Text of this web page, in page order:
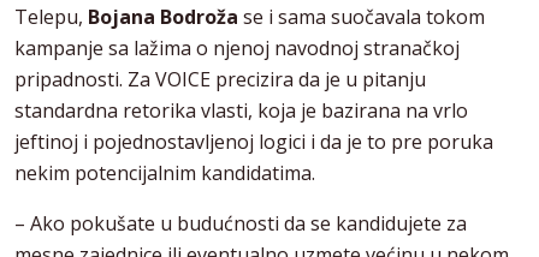
Telepu, Bojana Bodroža se i sama suočavala tokom
kampanje sa lažima o njenoj navodnoj stranačkoj
pripadnosti. Za VOICE precizira da je u pitanju
standardna retorika vlasti, koja je bazirana na vrlo
jeftinoj i pojednostavljenoj logici i da je to pre poruka
nekim potencijalnim kandidatima.
– Ako pokušate u budućnosti da se kandidujete za